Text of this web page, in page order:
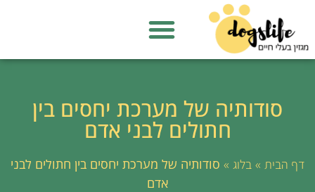
סודותיה של מערכת יחסים בין
חתולים לבני אדם
דף הבית »בלוג » סודותיה של מערכת יחסים בין חתולים לבני
אדם